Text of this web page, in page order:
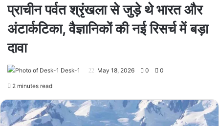
प्राचीन पर्वत श्रृंखला से जुड़े थे भारत और
अंटार्कटिका, वैज्ञानिकों की नई रिसर्च में बड़ा
दावा
Desk-1 May 18, 2026 0 0
2 minutes read